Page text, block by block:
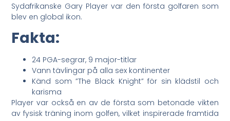
Sydafrikanske Gary Player var den första golfaren som
blev en global ikon.
Fakta:
24 PGA-segrar, 9 major-titlar
Vann tävlingar på alla sex kontinenter
Känd som ”The Black Knight” för sin klädstil och
karisma
Player var också en av de första som betonade vikten
av fysisk träning inom golfen, vilket inspirerade framtida